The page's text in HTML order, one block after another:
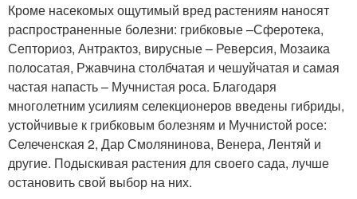
Кроме насекомых ощутимый вред растениям наносят
распространенные болезни: грибковые –Сферотека,
Септориоз, Антрактоз, вирусные – Реверсия, Мозаика
полосатая, Ржавчина столбчатая и чешуйчатая и самая
частая напасть – Мучнистая роса. Благодаря
многолетним усилиям селекционеров введены гибриды,
устойчивые к грибковым болезням и Мучнистой росе:
Селеченская 2, Дар Смолянинова, Венера, Лентяй и
другие. Подыскивая растения для своего сада, лучше
остановить свой выбор на них.